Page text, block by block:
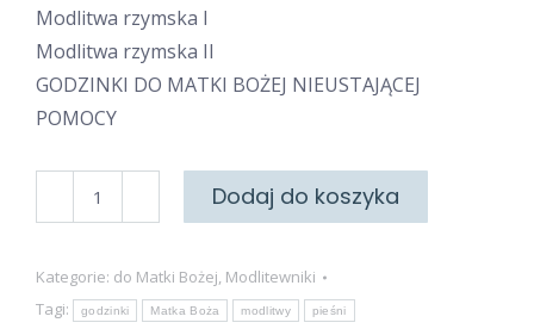
Modlitwa rzymska I
Modlitwa rzymska II
GODZINKI DO MATKI BOŻEJ NIEUSTAJĄCEJ
POMOCY
Do
Bożej
Nieustającej
Dodaj do koszyka
Kategorie: do Matki Bożej, Modlitewniki
Tagi:
godzinki Matka Boża modlitwy pieśni